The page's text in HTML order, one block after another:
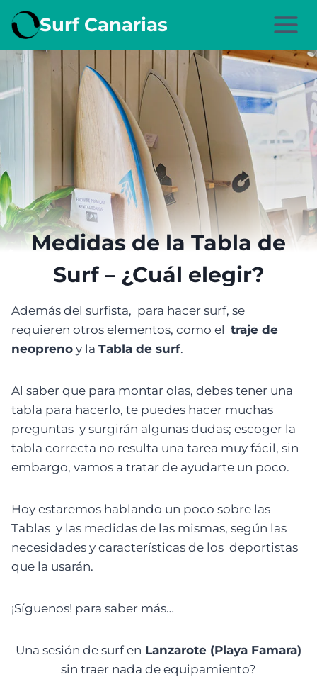
Saltar
contenido
Surf Canarias
Medidas de la Tabla de
Surf – ¿Cuál elegir?
Además del surfista, para hacer surf, se
requieren otros elementos, como el traje de
neopreno y la Tabla de surf.
Al saber que para montar olas, debes tener una
tabla para hacerlo, te puedes hacer muchas
preguntas y surgirán algunas dudas; escoger la
tabla correcta no resulta una tarea muy fácil, sin
embargo, vamos a tratar de ayudarte un poco.
Hoy estaremos hablando un poco sobre las
Tablas y las medidas de las mismas, según las
necesidades y características de los deportistas
que la usarán.
¡Síguenos! para saber más…
Una sesión de surf en Lanzarote (Playa Famara)
sin traer nada de equipamiento?